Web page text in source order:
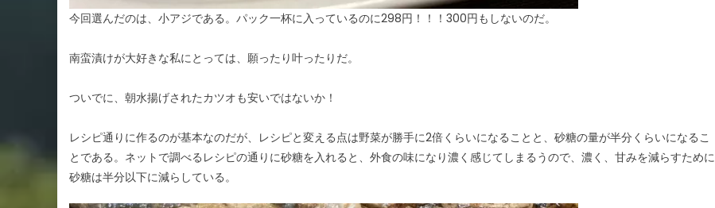
今回選んだのは、小アジである。パック一杯に入っているのに298円！！！300円もしないのだ。
南蛮漬けが大好きな私にとっては、願ったり叶ったりだ。
ついでに、朝水揚げされたカツオも安いではないか！
レシピ通りに作るのが基本なのだが、レシピと変える点は野菜が勝手に2倍くらいになることと、砂糖の量が半分くらいになるこ
とである。ネットで調べるレシピの通りに砂糖を入れると、外食の味になり濃く感じてしまるうので、濃く、甘みを減らすために
砂糖は半分以下に減らしている。